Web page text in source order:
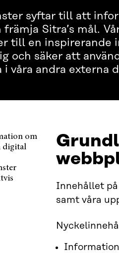
syftar till att
Sitra’s mål.
till en inspirerande
och säker att
våra andra externa
om
digital
Innehållet på
samt våra